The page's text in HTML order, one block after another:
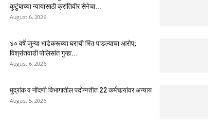
कुटुंबाच्या न्यायासाठी क्रांतिवीर सेनेचा...
August 6, 2026
४० वर्षे जुन्या भाडेकरूच्या घराची भिंत पाडल्याचा आरोप;
विश्रांतवाडी पोलिसांत गुन्हा...
August 6, 2026
मुद्रांक व नोंदणी विभागातील पदोन्नतीत 22 कर्मचार्‍यांवर अन्याय
August 5, 2026